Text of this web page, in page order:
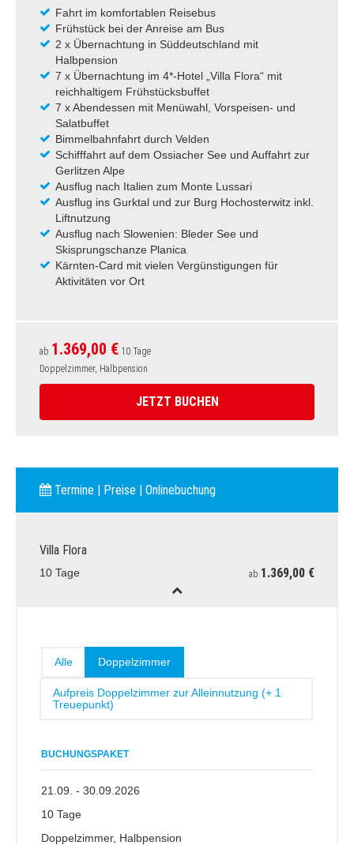
Fahrt im komfortablen Reisebus
Frühstück bei der Anreise am Bus
2 x Übernachtung in Süddeutschland mit
Halbpension
7 x Übernachtung im 4*-Hotel „Villa Flora“ mit
reichhaltigem Frühstücksbuffet
7 x Abendessen mit Menüwahl, Vorspeisen- und
Salatbuffet
Bimmelbahnfahrt durch Velden
Schifffahrt auf dem Ossiacher See und Auffahrt zur
Gerlitzen Alpe
Ausflug nach Italien zum Monte Lussari
Ausflug ins Gurktal und zur Burg Hochosterwitz inkl.
Liftnutzung
Ausflug nach Slowenien: Bleder See und
Skisprungschanze Planica
Kärnten-Card mit vielen Vergünstigungen für
Aktivitäten vor Ort
ab 1.369,00 € 10 Tage
Doppelzimmer, Halbpension
JETZT BUCHEN
Termine | Preise | Onlinebuchung
Villa Flora
10 Tage ab 1.369,00 €
Alle Doppelzimmer
Aufpreis Doppelzimmer zur Alleinnutzung (+ 1
Treuepunkt)
BUCHUNGSPAKET
21.09. - 30.09.2026
10 Tage
Doppelzimmer, Halbpension